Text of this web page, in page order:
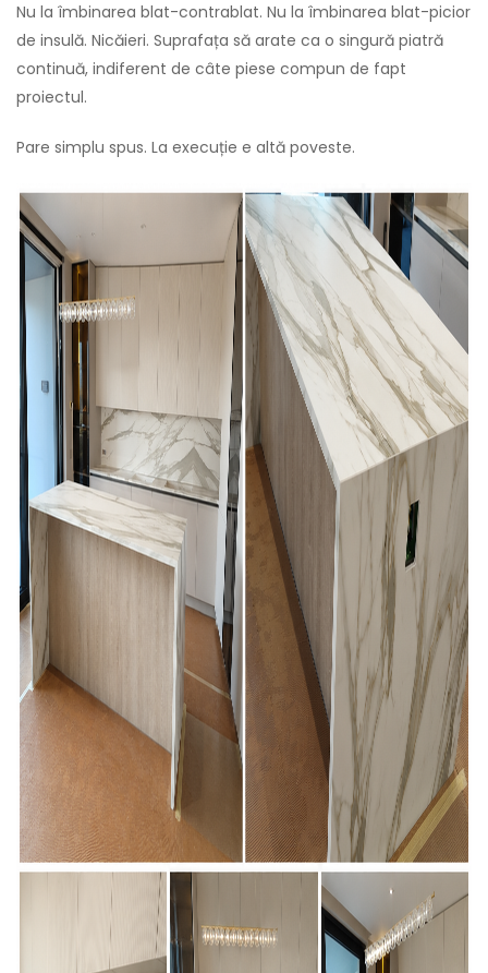
Nu la îmbinarea blat-contrablat. Nu la îmbinarea blat-picior
de insulă. Nicăieri. Suprafața să arate ca o singură piatră
continuă, indiferent de câte piese compun de fapt
proiectul.
Pare simplu spus. La execuție e altă poveste.